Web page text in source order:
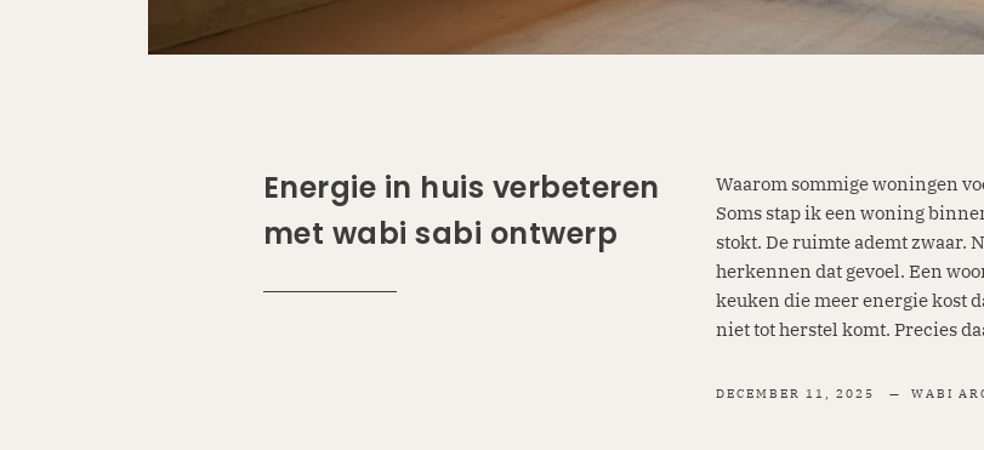
Energie in huis verbeteren
met wabi sabi ontwerp
Waarom sommige woningen
Soms stap ik een woning
stokt. De ruimte ademt zwaar.
herkennen dat gevoel. Een
keuken die meer energie kost
niet tot herstel komt. Precies
DECEMBER 11, 2025 WABI